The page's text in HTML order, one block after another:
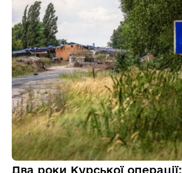
Два роки Курської операції: